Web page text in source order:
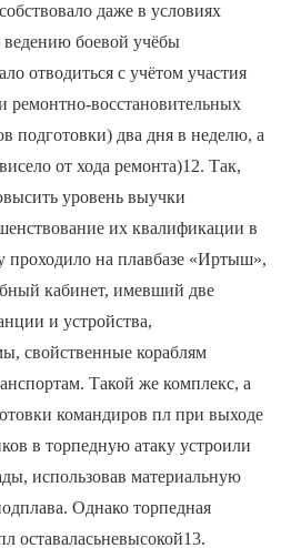
даже в условиях
боевой учёбы
отводиться с учётом участия
восстановительных
подготовки) два дня в неделю, а
от хода ремонта)12. Так,
уровень выучки
их квалификации в
проходило на плавбазе «Иртыш»,
кабинет, имевший две
и устройства,
свойственные кораблям
Такой же комплекс, а
командиров пл при выходе
в торпедную атаку устроили
использовав материальную
Однако торпедная
оставаласьневысокой13.